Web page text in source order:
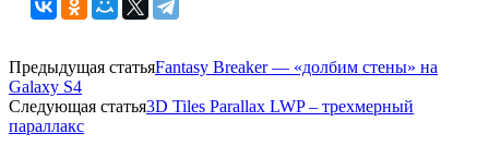
Предыдущая статьяFantasy Breaker — «долбим стены» на
Galaxy S4
Следующая статья3D Tiles Parallax LWP – трехмерный
параллакс